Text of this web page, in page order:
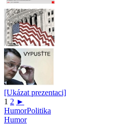
[Ukázat prezentaci]
1 2 ►
HumorPolitika
Humor